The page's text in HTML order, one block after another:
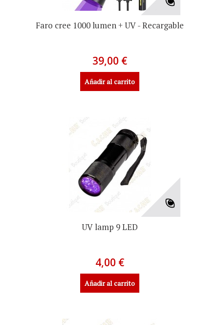
Faro cree 1000 lumen + UV - Recargable
39,00 €
Añadir al carrito
UV lamp 9 LED
4,00 €
Añadir al carrito